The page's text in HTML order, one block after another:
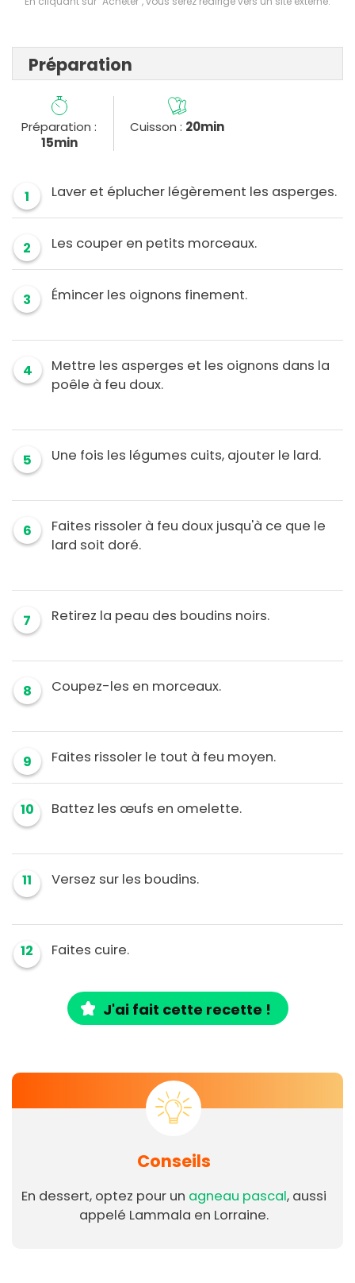
Préparation
Préparation :
15min
Cuisson : 20min
1 Laver et éplucher légèrement les asperges.
2 Les couper en petits morceaux.
3 Émincer les oignons finement.
4
Mettre les asperges et les oignons dans la
poêle à feu doux.
5 Une fois les légumes cuits, ajouter le lard.
6
Faites rissoler à feu doux jusqu'à ce que le
lard soit doré.
7 Retirez la peau des boudins noirs.
8 Coupez-les en morceaux.
9 Faites rissoler le tout à feu moyen.
10 Battez les œufs en omelette.
11 Versez sur les boudins.
12 Faites cuire.
J'ai fait cette recette !
Conseils
En dessert, optez pour un agneau pascal, aussi
appelé Lammala en Lorraine.